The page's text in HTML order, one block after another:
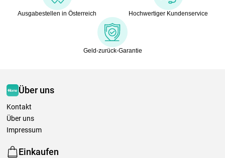
Ausgabestellen in Österreich Hochwertiger Kundenservice
Geld-zurück-Garantie
Über uns
Kontakt
Über uns
Impressum
Einkaufen